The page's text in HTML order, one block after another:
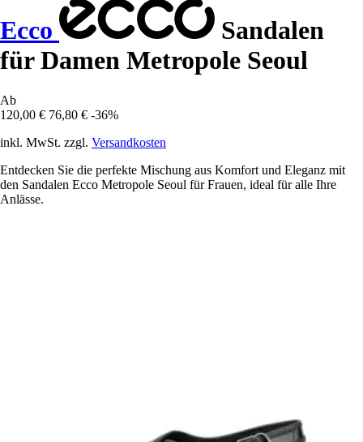
Ecco
Sandalen
für Damen Metropole Seoul
Ab
120,00 € 76,80 € -36%
inkl. MwSt. zzgl. Versandkosten
Entdecken Sie die perfekte Mischung aus Komfort und Eleganz mit
den Sandalen Ecco Metropole Seoul für Frauen, ideal für alle Ihre
Anlässe.